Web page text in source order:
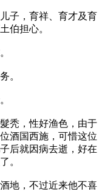
子，育祥、育才及育
伯担心。
。
秃，性好渔色，由于
酒国西施，可惜这位
后就因病去逝，好在
。
地，不过近来他不喜